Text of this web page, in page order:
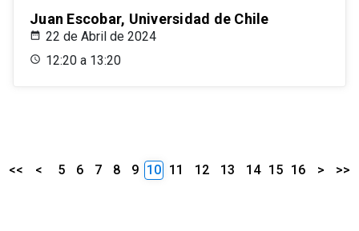
Juan Escobar, Universidad de Chile
22 de Abril de 2024
12:20 a 13:20
<< < 5 6 7 8 9 10 11 12 13 14 15 16 > >>